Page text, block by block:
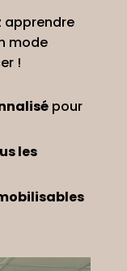
apprendre
mode
!
pour
les